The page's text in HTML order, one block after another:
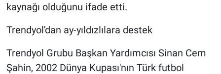
kaynağı olduğunu ifade etti.
Trendyol'dan ay-yıldızlılara destek
Trendyol Grubu Başkan Yardımcısı Sinan Cem
Şahin, 2002 Dünya Kupası'nın Türk futbol